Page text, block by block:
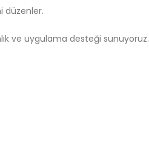
düzenler.
ve uygulama desteği sunuyoruz.